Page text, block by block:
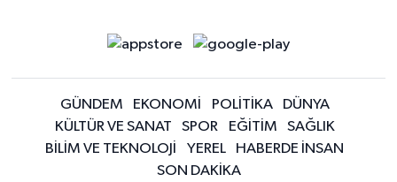
GÜNDEM EKONOMİ POLİTİKA
DÜNYA
KÜLTÜR VE SANAT
SPOR EĞİTİM
SAĞLIK
BİLİM VE TEKNOLOJİ
YEREL
HABERDE İNSAN
SON DAKİKA